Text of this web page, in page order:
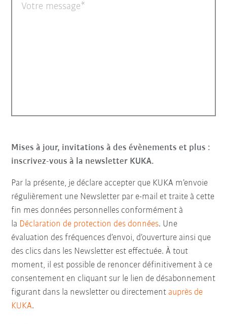
Votre message
Mises à jour, invitations à des évènements et plus :
inscrivez-vous à la newsletter KUKA.
Par la présente, je déclare accepter que KUKA m’envoie
régulièrement une Newsletter par e-mail et traite à cette
fin mes données personnelles conformément à
la Déclaration de protection des données. Une
évaluation des fréquences d’envoi, d’ouverture ainsi que
des clics dans les Newsletter est effectuée. À tout
moment, il est possible de renoncer définitivement à ce
consentement en cliquant sur le lien de désabonnement
figurant dans la newsletter ou directement auprès de
KUKA.